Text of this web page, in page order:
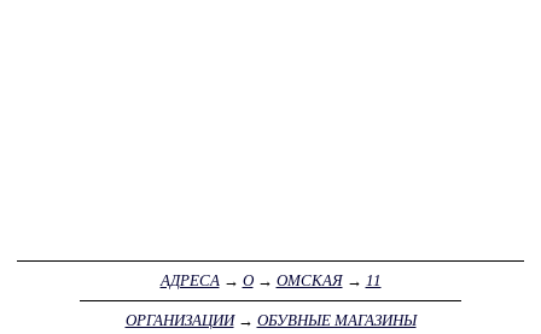
АДРЕСА→ О→ ОМСКАЯ→ 11
ОРГАНИЗАЦИИ→ ОБУВНЫЕ МАГАЗИНЫ